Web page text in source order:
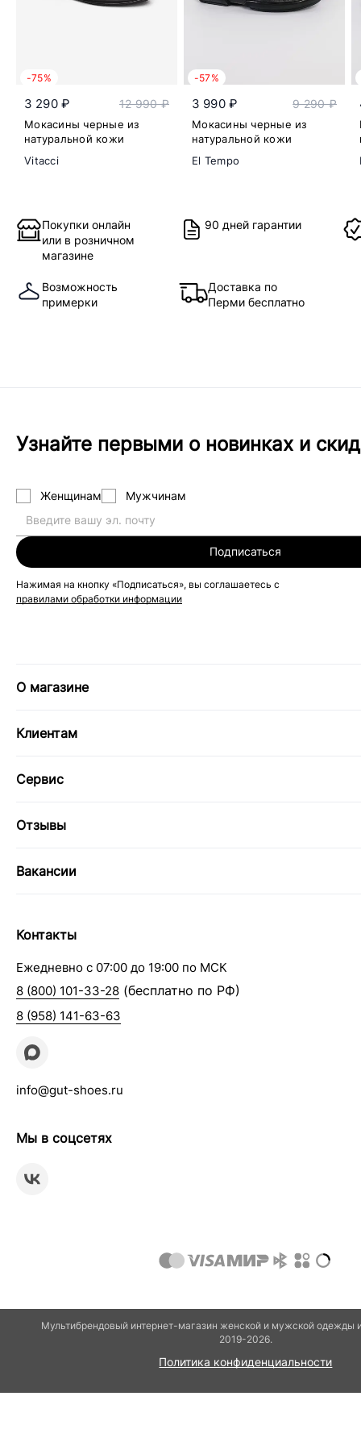
-75%
3 290 ₽ 12 990 ₽
Мокасины черные из
натуральной кожи
Vitacci
-57%
3 990 ₽ 9 290 ₽
Мокасины черные из
натуральной кожи
El Tempo
Покупки онлайн
или в розничном
магазине
90 дней гарантии
Возможность
примерки
Доставка по
Перми бесплатно
Узнайте первыми о новинках и
Женщинам Мужчинам
Подписаться
Нажимая на кнопку «Подписаться», вы соглашаетесь с
правилами обработки информации
О магазине
Клиентам
Сервис
Отзывы
Вакансии
Контакты
Ежедневно с 07:00 до 19:00 по МСК
8 (800) 101-33-28 (бесплатно по РФ)
8 (958) 141-63-63
info@gut-shoes.ru
Мы в соцсетях
Мультибрендовый интернет-магазин женской и мужской одежды
2019-2026.
Политика конфиденциальности